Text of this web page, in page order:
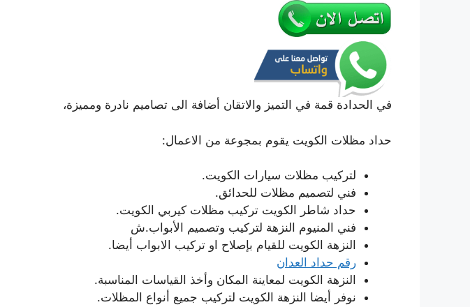
في الحدادة قمة في التميز والاتقان أضافة الى تصاميم نادرة ومميزة،
حداد مظلات الكويت يقوم بمجوعة من الاعمال:
لتركيب مظلات سيارات الكويت.
فني لتصميم مظلات للحدائق.
حداد شاطر الكويت تركيب مظلات كيربي الكويت.
فني المنيوم النزهة لتركيب وتصميم الأبواب.ش
النزهة الكويت للقيام بإصلاح او تركيب الابواب أيضا.
رقم حداد العدان
النزهة الكويت لمعاينة المكان وأخذ القياسات المناسبة.
نوفر أيضا النزهة الكويت لتركيب جميع أنواع المظلات.